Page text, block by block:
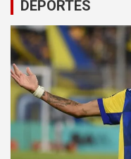
DEPORTES